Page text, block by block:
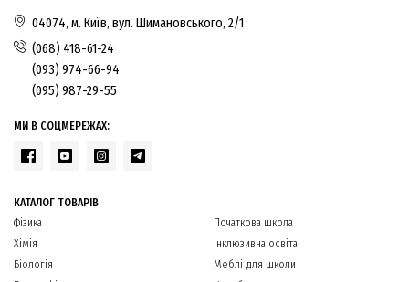
04074, м. Київ, вул. Шимановського, 2/1
(068) 418-61-24
(093) 974-66-94
(095) 987-29-55
МИ В СОЦМЕРЕЖАХ:
КАТАЛОГ ТОВАРІВ
Фізика
Хімія
Біологія
Початкова школа
Інклюзивна освіта
Меблі для школи